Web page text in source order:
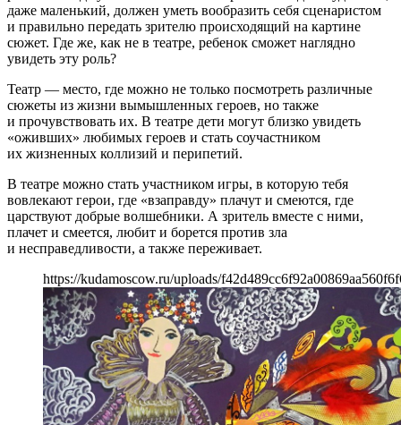
даже маленький, должен уметь вообразить себя сценаристом
и правильно передать зрителю происходящий на картине
сюжет. Где же, как не в театре, ребенок сможет наглядно
увидеть эту роль?
Театр — место, где можно не только посмотреть различные
сюжеты из жизни вымышленных героев, но также
и прочувствовать их. В театре дети могут близко увидеть
«оживших» любимых героев и стать соучастником
их жизненных коллизий и перипетий.
В театре можно стать участником игры, в которую тебя
вовлекают герои, где «взаправду» плачут и смеются, где
царствуют добрые волшебники. А зритель вместе с ними,
плачет и смеется, любит и борется против зла
и несправедливости, а также переживает.
https://kudamoscow.ru/uploads/